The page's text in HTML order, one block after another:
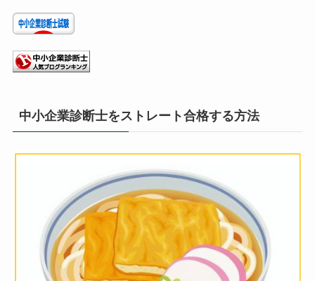
中小企業診断士をストレート合格する方法